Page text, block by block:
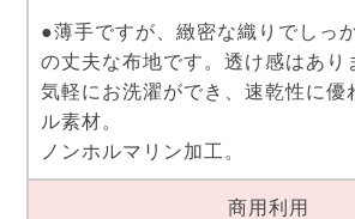
●薄手ですが、緻密な織りでしっ
の丈夫な布地です。透け感はあり
気軽にお洗濯ができ、速乾性に優
ル素材。
ノンホルマリン加工。
商用利用